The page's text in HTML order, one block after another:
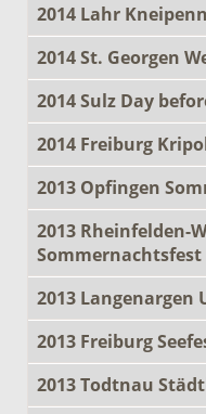
2014 Lahr
2014 St. Georgen
2014 Sulz Day
2014 Freiburg
2013 Opfingen
2013 Rheinfelden-
Sommernachtsfest
2013 Langenargen
2013 Freiburg
2013 Todtnau